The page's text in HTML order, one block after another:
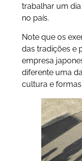
trabalhar um
no país.
Note que os
das tradições e
empresa
diferente uma
cultura e